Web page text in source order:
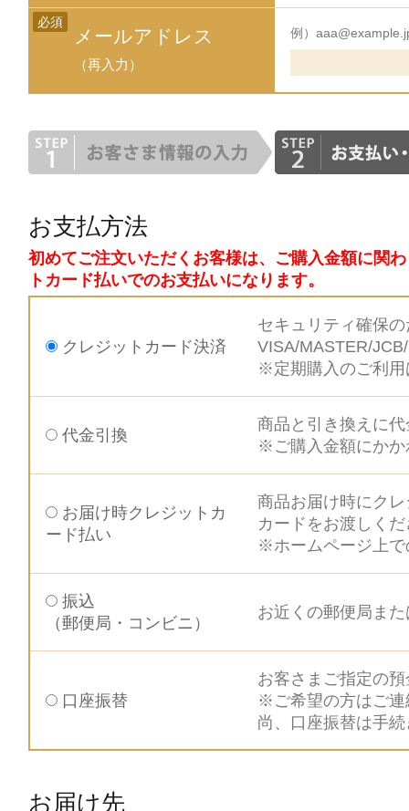
必須
メールアドレス
（再入力）
例）
お支払方法
初めてご注文いただくお客様は、ご購入金額に関
トカード払いでのお支払いになります。
クレジットカード決済
セキュリティ確保
VISA/MASTER/
※定期購入のご利用
代金引換
商品と引き換えに
※ご購入金額にかか
お届け時クレジットカ
ード払い
商品お届け時にク
カードをお渡しく
※ホームページ上で
振込
（郵便局・コンビニ）
お近くの郵便局ま
口座振替
お客さまご指定の
※ご希望の方はご連
尚、口座振替は手
お届け先